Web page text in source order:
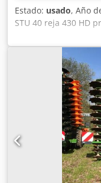
Estado: usado, Año
STU 40 reja 430 HD
SEGURIDAD / Cjdpfx